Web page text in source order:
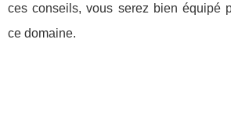
ces conseils, vous serez bien équipé
ce domaine.